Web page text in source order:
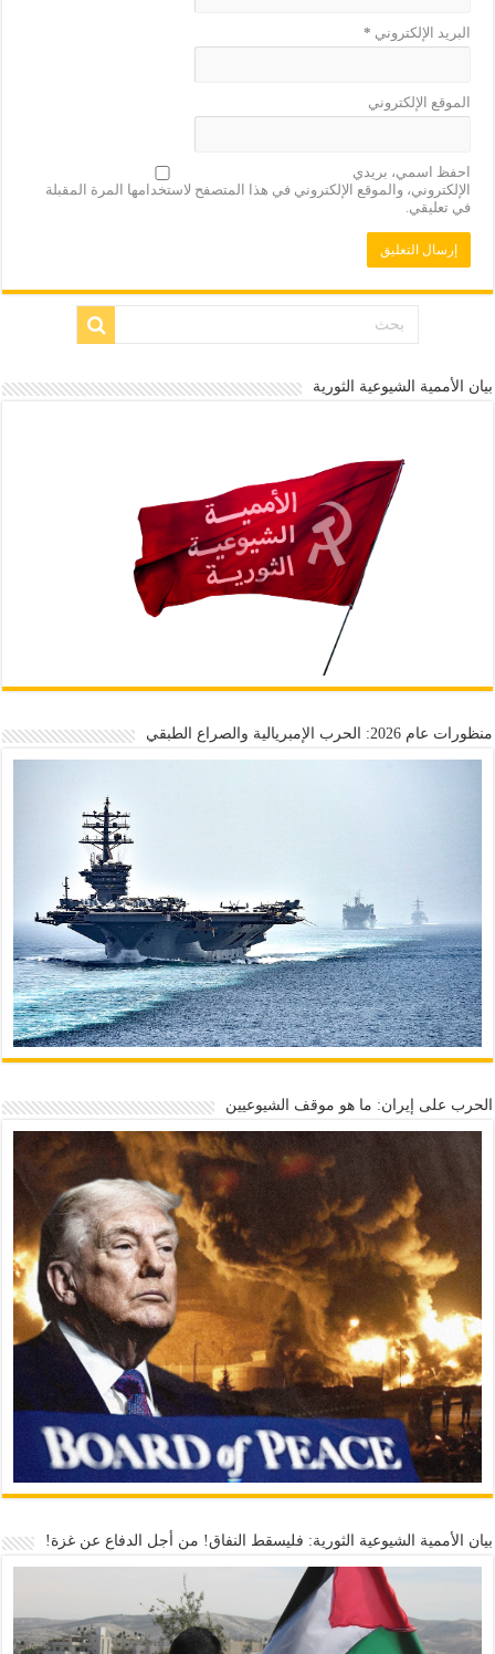
البريد الإلكتروني *
الموقع الإلكتروني
احفظ اسمي، بريدي
الإلكتروني، والموقع الإلكتروني في هذا المتصفح لاستخدامها المرة المقبلة
في تعليقي.
بيان الأممية الشيوعية الثورية
منظورات عام 2026: الحرب الإمبريالية والصراع الطبقي
الحرب على إيران: ما هو موقف الشيوعيين
بيان الأممية الشيوعية الثورية: فليسقط النفاق! من أجل الدفاع عن غزة!